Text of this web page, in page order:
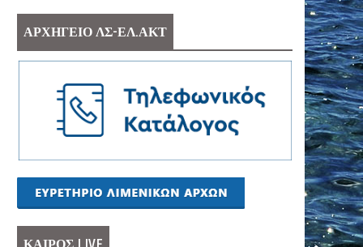
ΑΡΧΗΓΕΙΟ ΛΣ-ΕΛ.ΑΚΤ